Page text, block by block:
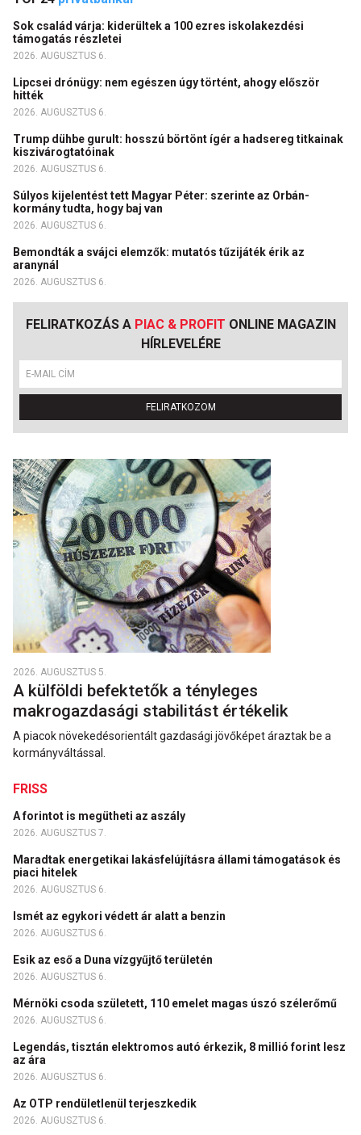
Sok család várja: kiderültek a 100 ezres iskolakezdési
támogatás részletei
2026. AUGUSZTUS 6.
Lipcsei drónügy: nem egészen úgy történt, ahogy először
hitték
2026. AUGUSZTUS 6.
Trump dühbe gurult: hosszú börtönt ígér a hadsereg titkainak
kiszivárogtatóinak
2026. AUGUSZTUS 6.
Súlyos kijelentést tett Magyar Péter: szerinte az Orbán-
kormány tudta, hogy baj van
2026. AUGUSZTUS 6.
Bemondták a svájci elemzők: mutatós tűzijáték érik az
aranynál
2026. AUGUSZTUS 6.
FELIRATKOZÁS A PIAC & PROFIT ONLINE MAGAZIN
HÍRLEVELÉRE
FELIRATKOZOM
2026. AUGUSZTUS 5.
A külföldi befektetők a tényleges
makrogazdasági stabilitást értékelik
A piacok növekedésorientált gazdasági jövőképet áraztak be a
kormányváltással.
FRISS
A forintot is megütheti az aszály
2026. AUGUSZTUS 7.
Maradtak energetikai lakásfelújításra állami támogatások és
piaci hitelek
2026. AUGUSZTUS 6.
Ismét az egykori védett ár alatt a benzin
2026. AUGUSZTUS 6.
Esik az eső a Duna vízgyűjtő területén
2026. AUGUSZTUS 6.
Mérnöki csoda született, 110 emelet magas úszó szélerőmű
2026. AUGUSZTUS 6.
Legendás, tisztán elektromos autó érkezik, 8 millió forint lesz
az ára
2026. AUGUSZTUS 6.
Az OTP rendületlenül terjeszkedik
2026. AUGUSZTUS 6.